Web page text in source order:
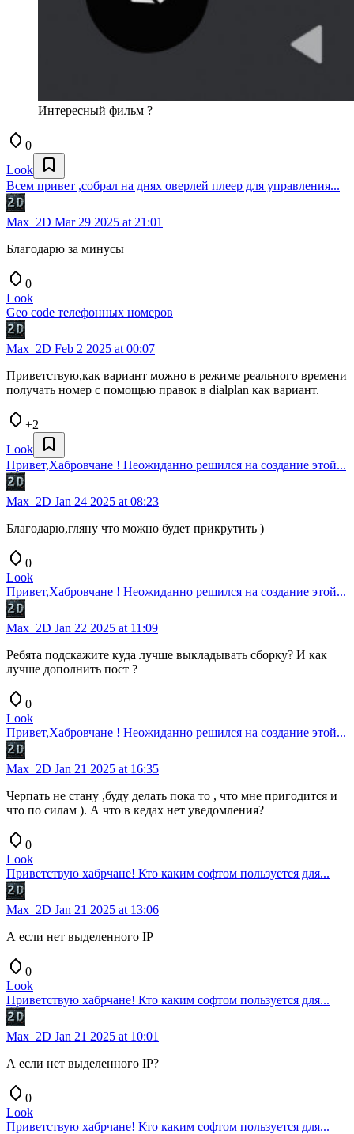
Интересный фильм ?
0
Look
Всем привет ,собрал на днях оверлей плеер для управления...
Max_2D Mar 29 2025 at 21:01
Благодарю за минусы
0
Look
Geo code телефонных номеров
Max_2D Feb 2 2025 at 00:07
Приветствую,как вариант можно в режиме реального времени
получать номер с помощью правок в dialplan как вариант.
+2
Look
Привет,Хабровчане ! Неожиданно решился на создание этой...
Max_2D Jan 24 2025 at 08:23
Благодарю,гляну что можно будет прикрутить )
0
Look
Привет,Хабровчане ! Неожиданно решился на создание этой...
Max_2D Jan 22 2025 at 11:09
Ребята подскажите куда лучше выкладывать сборку? И как
лучше дополнить пост ?
0
Look
Привет,Хабровчане ! Неожиданно решился на создание этой...
Max_2D Jan 21 2025 at 16:35
Черпать не стану ,буду делать пока то , что мне пригодится и
что по силам ). А что в кедах нет уведомления?
0
Look
Приветствую хабрчане! Кто каким софтом пользуется для...
Max_2D Jan 21 2025 at 13:06
А если нет выделенного IP
0
Look
Приветствую хабрчане! Кто каким софтом пользуется для...
Max_2D Jan 21 2025 at 10:01
А если нет выделенного IP?
0
Look
Приветствую хабрчане! Кто каким софтом пользуется для...